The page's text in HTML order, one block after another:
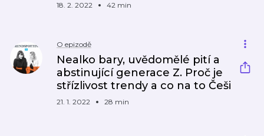
18. 2. 2022 42 min
O epizodě
Nealko bary, uvědomělé pití a
abstinující generace Z. Proč je
střízlivost trendy a co na to Češi
21. 1. 2022 28 min